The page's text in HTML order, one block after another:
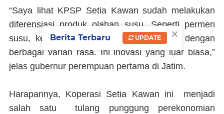
“Saya lihat KPSP Setia Kawan sudah melakukan
diferensiasi produk olahan susu. Seperti permen
susu, kerupuk susu, dan minuman susu dengan
berbagai varian rasa. Ini inovasi yang luar biasa,”
jelas gubernur perempuan pertama di Jatim.
Harapannya, Koperasi Setia Kawan ini menjadi
salah satu tulang punggung perekonomian
×
Berita Terbaru UPDATE